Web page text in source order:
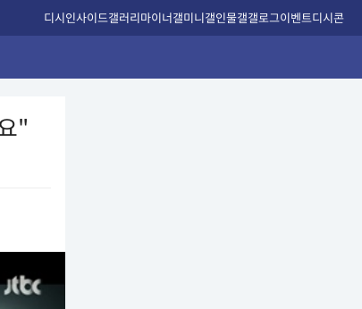
디시인사이드갤러리마이너갤미니갤인물갤갤로그이벤트디시콘
"